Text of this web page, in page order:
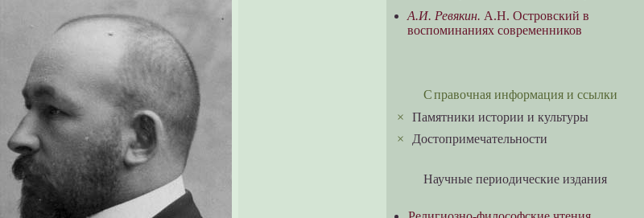
A.И. Ревякин. А.Н. Островский в
воспоминаниях современников
Справочная информация и ссылки
×Памятники истории и культуры
Достопримечательности
Научные периодические издания